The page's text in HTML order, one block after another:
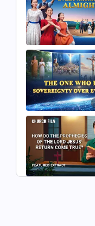
8:32
7:43
12:07